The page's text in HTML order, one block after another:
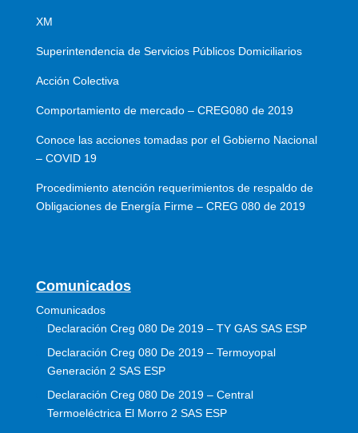
XM
Superintendencia de Servicios Públicos Domiciliarios
Acción Colectiva
Comportamiento de mercado – CREG080 de 2019
Conoce las acciones tomadas por el Gobierno Nacional
– COVID 19
Procedimiento atención requerimientos de respaldo de
Obligaciones de Energía Firme – CREG 080 de 2019
Comunicados
Comunicados
Declaración Creg 080 De 2019 – TY GAS SAS ESP
Declaración Creg 080 De 2019 – Termoyopal
Generación 2 SAS ESP
Declaración Creg 080 De 2019 – Central
Termoeléctrica El Morro 2 SAS ESP